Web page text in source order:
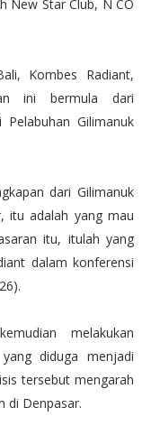
New Star Club, N CO
Kombes Radiant,
ini bermula dari
Gilimanuk
dari Gilimanuk
itu adalah yang mau
itu, itulah yang
dalam konferensi
melakukan
diduga menjadi
tersebut mengarah
di Denpasar.